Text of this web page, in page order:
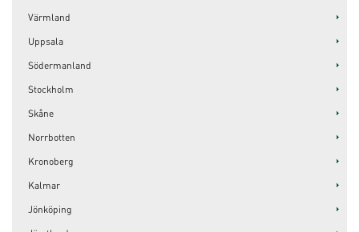
Värmland
Uppsala
Södermanland
Stockholm
Skåne
Norrbotten
Kronoberg
Kalmar
Jönköping